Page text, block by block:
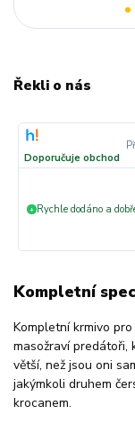
Řekli o nás
Doporučuje obchod
+ Rychle dodáno a
Kompletní
Kompletní krmivo
masožraví predátoři,
větší, než jsou oni
jakýmkoli druhem
krocanem.